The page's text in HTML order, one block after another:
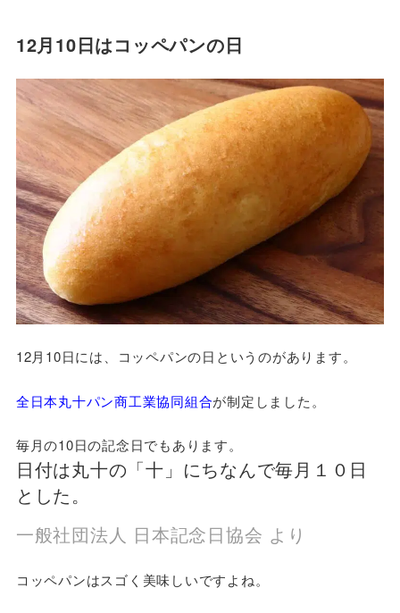
12月10日はコッペパンの日
12月10日には、コッペパンの日というのがあります。
全日本丸十パン商工業協同組合が制定しました。
毎月の10日の記念日でもあります。
日付は丸十の「十」にちなんで毎月１０日
とした。
一般社団法人 日本記念日協会 より
コッペパンはスゴく美味しいですよね。